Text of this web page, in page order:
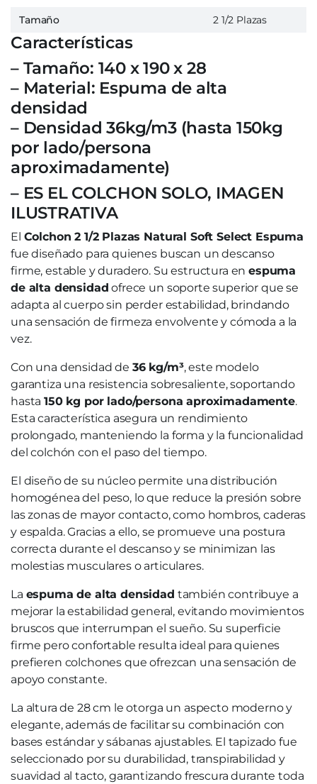
Tamaño
2 1/2 Plazas
Características
– Tamaño: 140 x 190 x 28
– Material: Espuma de alta
densidad
– Densidad 36kg/m3 (hasta 150kg
por lado/persona
aproximadamente)
– ES EL COLCHON SOLO, IMAGEN
ILUSTRATIVA
El Colchon 2 1/2 Plazas Natural Soft Select Espuma
fue diseñado para quienes buscan un descanso
firme, estable y duradero. Su estructura enespuma
de alta densidad ofrece un soporte superior que se
adapta al cuerpo sin perder estabilidad, brindando
una sensación de firmeza envolvente y cómoda a la
vez.
Con una densidad de 36 kg/m³, este modelo
garantiza una resistencia sobresaliente, soportando
hasta150 kg por lado/persona aproximadamente.
Esta característica asegura un rendimiento
prolongado, manteniendo la forma y la funcionalidad
del colchón con el paso del tiempo.
El diseño de su núcleo permite una distribución
homogénea del peso, lo que reduce la presión sobre
las zonas de mayor contacto, como hombros, caderas
y espalda. Gracias a ello, se promueve una postura
correcta durante el descanso y se minimizan las
molestias musculares o articulares.
La espuma de alta densidad también contribuye a
mejorar la estabilidad general, evitando movimientos
bruscos que interrumpan el sueño. Su superficie
firme pero confortable resulta ideal para quienes
prefieren colchones que ofrezcan una sensación de
apoyo constante.
La altura de 28 cm le otorga un aspecto moderno y
elegante, además de facilitar su combinación con
bases estándar y sábanas ajustables. El tapizado fue
seleccionado por su durabilidad, transpirabilidad y
suavidad al tacto, garantizando frescura durante toda